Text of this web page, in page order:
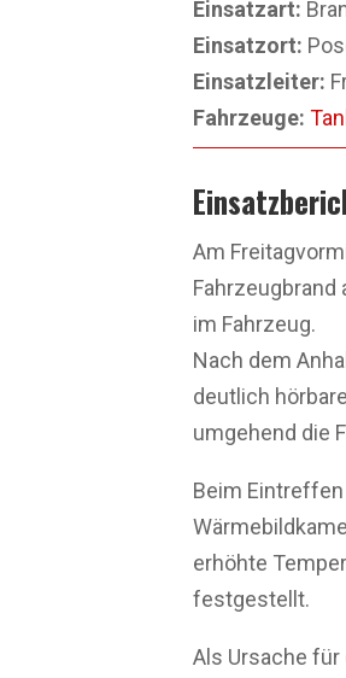
Einsatzart:
Einsatzort:
Einsatzleiter:
Fahrzeuge:
Am
Fahrzeugbrand
im Fahrzeug.
Nach dem
deutlich
umgehend die
Beim
erhöhte
festgestellt.
Als Ursache